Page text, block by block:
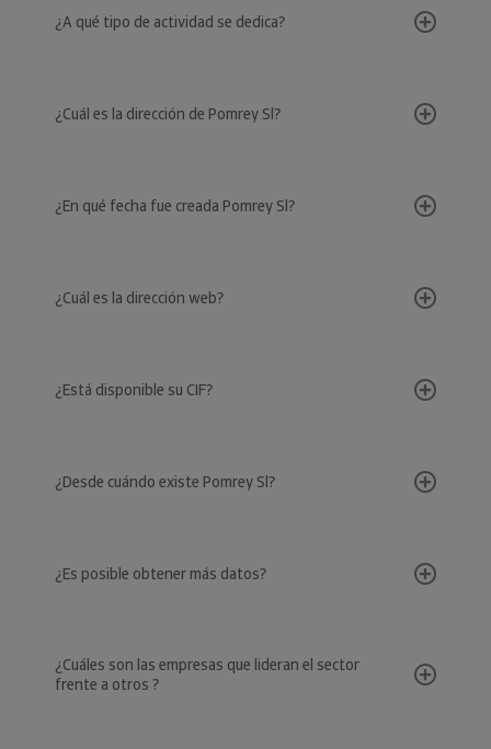
¿A qué tipo de actividad se dedica?
¿Cuál es la dirección de Pomrey Sl?
¿En qué fecha fue creada Pomrey Sl?
¿Cuál es la dirección web?
¿Está disponible su CIF?
¿Desde cuándo existe Pomrey Sl?
¿Es posible obtener más datos?
¿Cuáles son las empresas que lideran el sector
frente a otros ?